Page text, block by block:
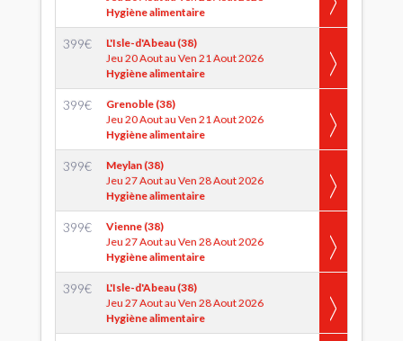
Hygiène alimentaire
399€
L'Isle-d'Abeau (38)
Jeu 20 Aout au Ven 21 Aout 2026
Hygiène alimentaire
399€
Grenoble (38)
Jeu 20 Aout au Ven 21 Aout 2026
Hygiène alimentaire
399€
Meylan (38)
Jeu 27 Aout au Ven 28 Aout 2026
Hygiène alimentaire
399€
Vienne (38)
Jeu 27 Aout au Ven 28 Aout 2026
Hygiène alimentaire
399€
L'Isle-d'Abeau (38)
Jeu 27 Aout au Ven 28 Aout 2026
Hygiène alimentaire